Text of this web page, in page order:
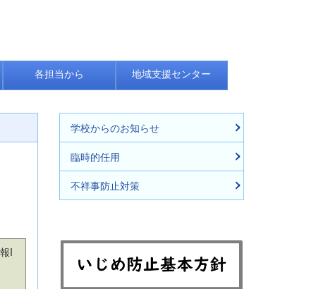
各担当から 地域支援センター
I
学校からのお知らせ
臨時的任用
不祥事防止対策